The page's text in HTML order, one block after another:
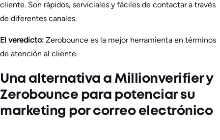
cliente. Son rápidos, serviciales y fáciles de contactar a través
de diferentes canales.
El veredicto: Zerobounce es la mejor herramienta en términos
de atención al cliente.
Una alternativa a Millionverifier y
Zerobounce para potenciar su
marketing por correo electrónico